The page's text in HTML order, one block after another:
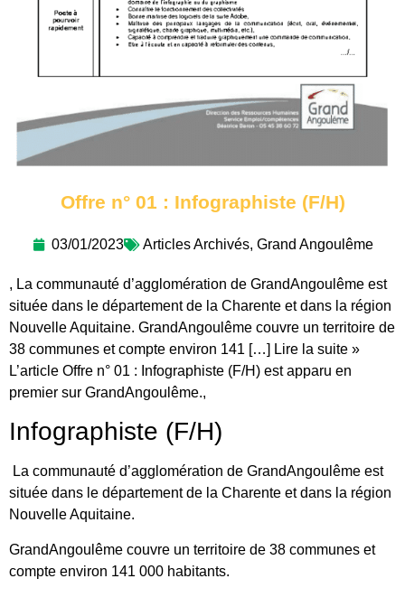
Offre n° 01 : Infographiste (F/H)
03/01/2023 Articles Archivés, Grand Angoulême
, La communauté d’agglomération de GrandAngoulême est
située dans le département de la Charente et dans la région
Nouvelle Aquitaine. GrandAngoulême couvre un territoire de
38 communes et compte environ 141 […] Lire la suite »
L’article Offre n° 01 : Infographiste (F/H) est apparu en
premier sur GrandAngoulême.,
Infographiste (F/H)
La communauté d’agglomération de GrandAngoulême est
située dans le département de la Charente et dans la région
Nouvelle Aquitaine.
GrandAngoulême couvre un territoire de 38 communes et
compte environ 141 000 habitants.